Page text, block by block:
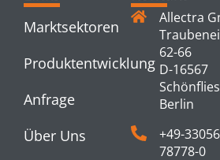
Marktsektoren
Produktentwicklung
Anfrage
Über Uns
Allectra
62-66
D-16567
Berlin
+49-33056
78778-0